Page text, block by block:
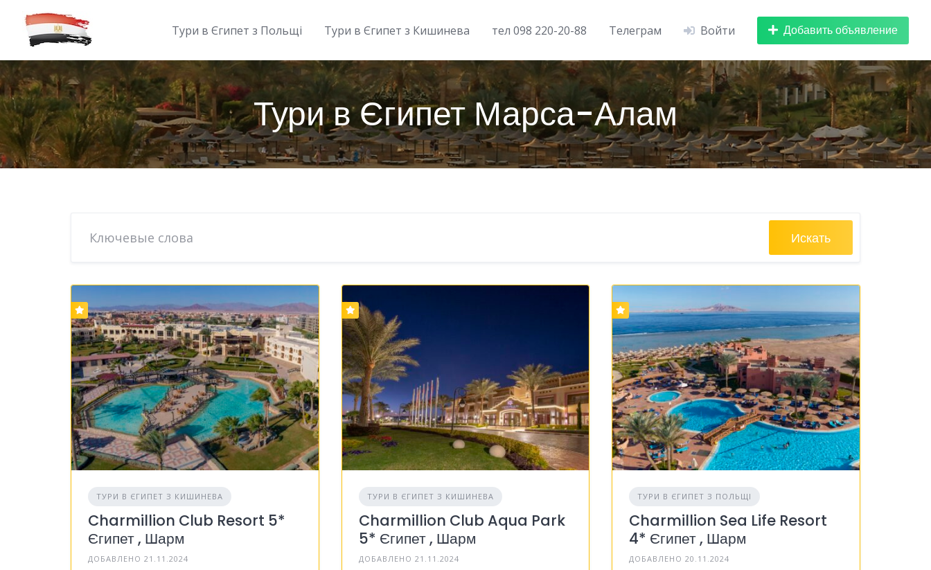
content
Тури в Єгипет з Польщі Тури в Єгипет з Кишинева тел 098 220-20-88 Телеграм Войти Добавить объявление
Тури в Єгипет Марса-Алам
Искать
ТУРИ В ЄГИПЕТ З КИШИНЕВА
Charmillion Club Resort 5*
Єгипет , Шарм
ДОБАВЛЕНО 21.11.2024
ТУРИ В ЄГИПЕТ З КИШИНЕВА
Charmillion Club Aqua Park
5* Єгипет , Шарм
ДОБАВЛЕНО 21.11.2024
ТУРИ В ЄГИПЕТ З ПОЛЬЩІ
Charmillion Sea Life Resort
4* Єгипет , Шарм
ДОБАВЛЕНО 20.11.2024